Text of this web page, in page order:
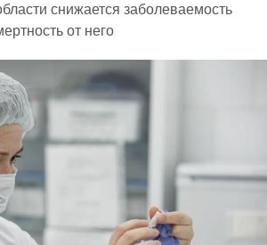
снижается заболеваемость
от него